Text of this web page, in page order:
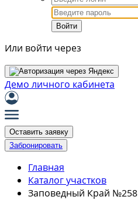
Войти
Или войти через
Демо личного кабинета
Оставить заявку
Забронировать
Главная
Каталог участков
Заповедный Край №258